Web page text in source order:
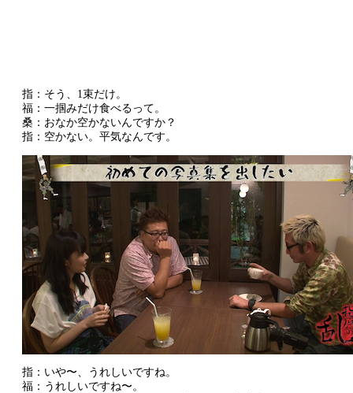
指：そう、1束だけ。
福：一掴みだけ食べるって。
桑：おなか空かないんですか？
指：空かない。平気なんです。
指：いや〜、うれしいですね。
福：うれしいですね〜。